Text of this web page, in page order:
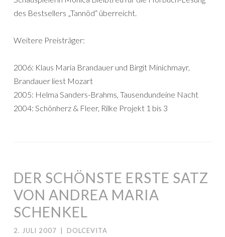
des Bestsellers „Tannöd“ überreicht.
Weitere Preisträger:
2006: Klaus Maria Brandauer und Birgit Minichmayr,
Brandauer liest Mozart
2005: Helma Sanders-Brahms, Tausendundeine Nacht
2004: Schönherz & Fleer, Rilke Projekt 1 bis 3
DER SCHÖNSTE ERSTE SATZ
VON ANDREA MARIA
SCHENKEL
2. JULI 2007 DOLCEVITA